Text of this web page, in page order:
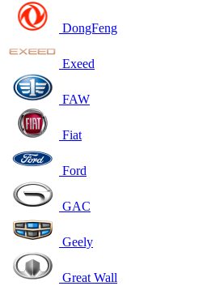
DongFeng
Exeed
FAW
Fiat
Ford
GAC
Geely
Great Wall